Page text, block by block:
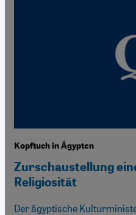
Kopftuch in Ägypten
Zurschaustellung
Religiosität
Der ägyptische